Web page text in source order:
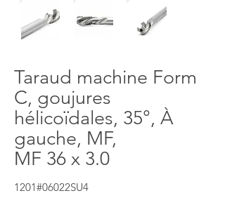
Taraud machine Form
C, goujures
hélicoïdales, 35°, À
gauche, MF,
MF 36 x 3.0
1201#06022SU4